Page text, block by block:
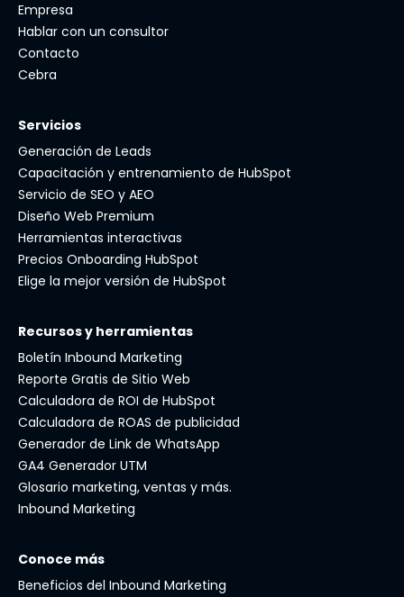
Empresa
Hablar con un consultor
Contacto
Cebra
Servicios
Generación de Leads
Capacitación y entrenamiento de HubSpot
Servicio de SEO y AEO
Diseño Web Premium
Herramientas interactivas
Precios Onboarding HubSpot
Elige la mejor versión de HubSpot
Recursos y herramientas
Boletín Inbound Marketing
Reporte Gratis de Sitio Web
Calculadora de ROI de HubSpot
Calculadora de ROAS de publicidad
Generador de Link de WhatsApp
GA4 Generador UTM
Glosario marketing, ventas y más.
Inbound Marketing
Conoce más
Beneficios del Inbound Marketing